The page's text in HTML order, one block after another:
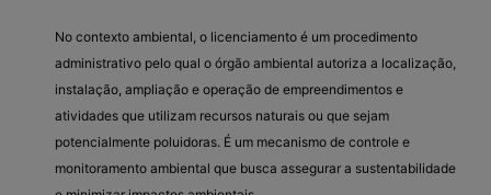
No contexto ambiental, o licenciamento é um procedimento
administrativo pelo qual o órgão ambiental autoriza a localização,
instalação, ampliação e operação de empreendimentos e
atividades que utilizam recursos naturais ou que sejam
potencialmente poluidoras. É um mecanismo de controle e
monitoramento ambiental que busca assegurar a sustentabilidade